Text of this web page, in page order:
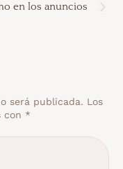
en los anuncios
será publicada. Los
con *